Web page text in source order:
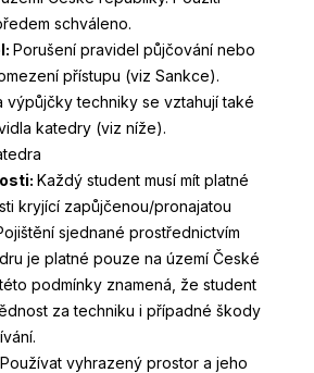
schváleno.
Porušení pravidel půjčování nebo
přístupu (viz Sankce).
výpůjčky techniky se vztahují také
katedry (viz níže).
Každý student musí mít platné
kryjící zapůjčenou/​pronajatou
sjednané prostřednictvím
je platné pouze na území České
podmínky znamená, že student
za techniku i případné škody
Používat vyhrazený prostor a jeho